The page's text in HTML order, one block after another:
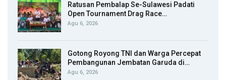
Ratusan Pembalap Se-Sulawesi Padati
Open Tournament Drag Race…
Agu 6, 2026
Gotong Royong TNI dan Warga Percepat
Pembangunan Jembatan Garuda di…
Agu 6, 2026